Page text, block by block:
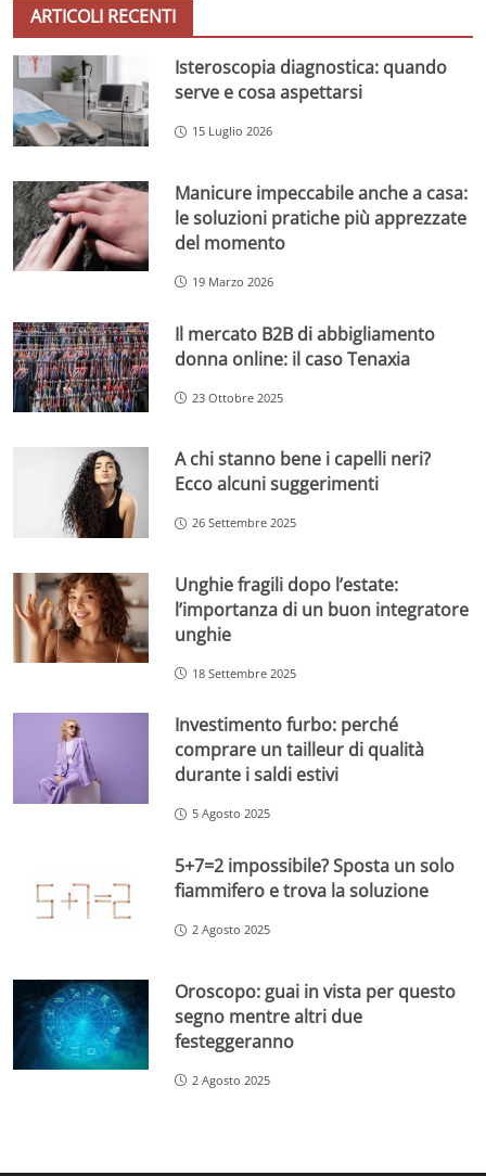
ARTICOLI RECENTI
Isteroscopia diagnostica: quando
serve e cosa aspettarsi
15 Luglio 2026
Manicure impeccabile anche a casa:
le soluzioni pratiche più apprezzate
del momento
19 Marzo 2026
Il mercato B2B di abbigliamento
donna online: il caso Tenaxia
23 Ottobre 2025
A chi stanno bene i capelli neri?
Ecco alcuni suggerimenti
26 Settembre 2025
Unghie fragili dopo l’estate:
l’importanza di un buon integratore
unghie
18 Settembre 2025
Investimento furbo: perché
comprare un tailleur di qualità
durante i saldi estivi
5 Agosto 2025
5+7=2 impossibile? Sposta un solo
fiammifero e trova la soluzione
2 Agosto 2025
Oroscopo: guai in vista per questo
segno mentre altri due
festeggeranno
2 Agosto 2025